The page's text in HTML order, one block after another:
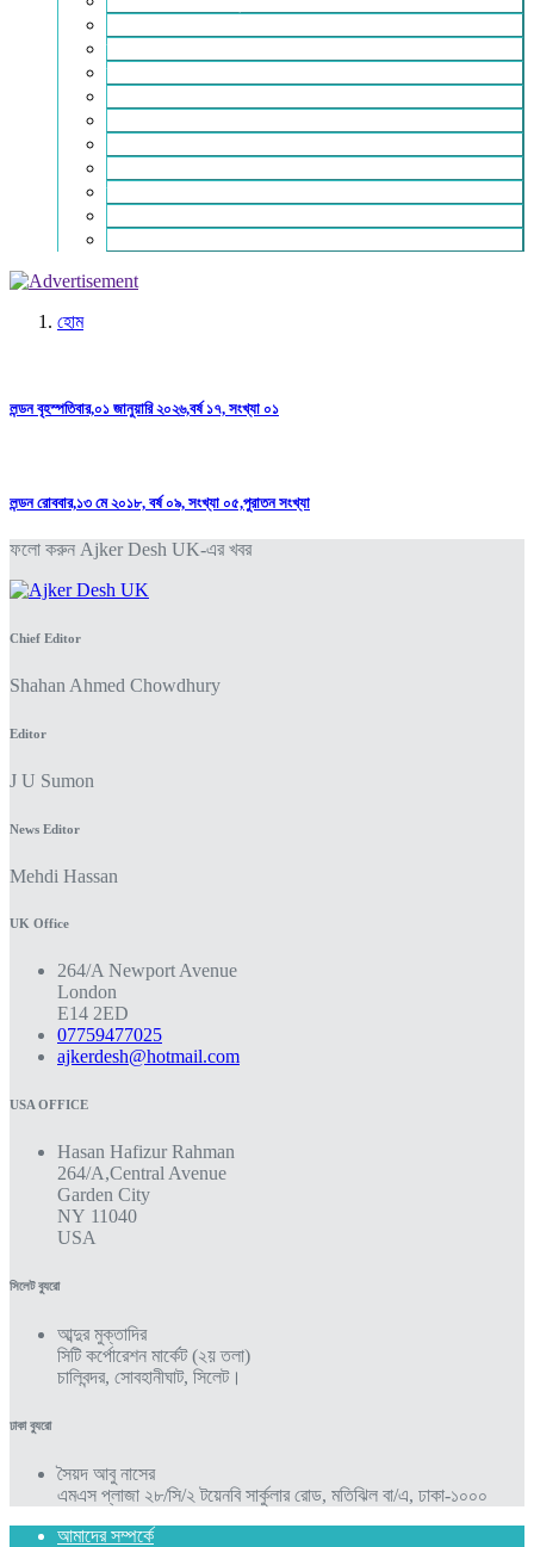
হোম
লন্ডন বৃহস্পতিবার,০১ জানুয়ারি ২০২৬,বর্ষ ১৭, সংখ্যা ০১
লন্ডন রোববার,১৩ মে ২০১৮, বর্ষ ০৯, সংখ্যা ০৫,পুরাতন সংখ্যা
ফলো করুন Ajker Desh UK-এর খবর
Chief Editor
Shahan Ahmed Chowdhury
Editor
J U Sumon
News Editor
Mehdi Hassan
UK Office
264/A Newport Avenue
London
E14 2ED
07759477025
ajkerdesh@hotmail.com
USA OFFICE
Hasan Hafizur Rahman
264/A,Central Avenue
Garden City
NY 11040
USA
সিলেট ব্যুরো
আব্দুর মুক্তাদির
সিটি কর্পোরেশন মার্কেট (২য় তলা)
চালিবন্দর, সোবহানীঘাট, সিলেট।
ঢাকা ব্যুরো
সৈয়দ আবু নাসের
এমএস প্লাজা ২৮/সি/২ টয়েনবি সার্কুলার রোড, মতিঝিল বা/এ, ঢাকা-১০০০
আমাদের সম্পর্কে